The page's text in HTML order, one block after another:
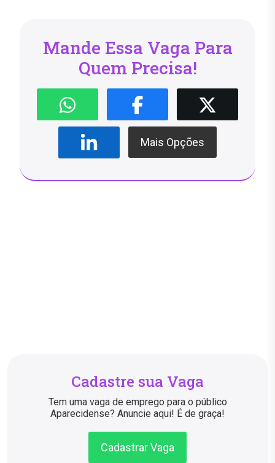
Mande Essa Vaga Para
Quem Precisa!
Mais Opções
Cadastre sua Vaga
Tem uma vaga de emprego para o público
Aparecidense? Anuncie aqui! É de graça!
Cadastrar Vaga